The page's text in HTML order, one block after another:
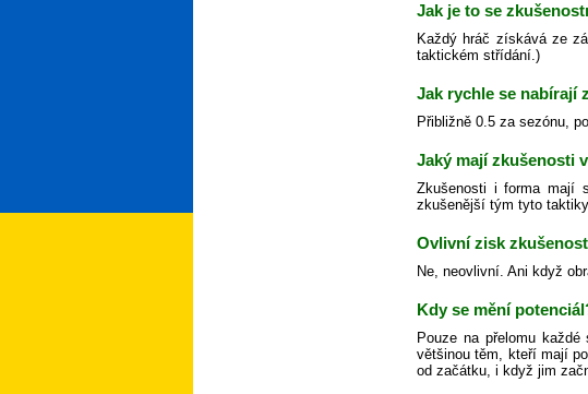
Jak je to se
Každý hráč získává ze
taktickém střídání.)
Jak rychle se nabírají
Přibližně 0.5 za sezónu,
Jaký mají zkušenosti
Zkušenosti i forma mají
zkušenější tým tyto
Ovlivní zisk
Ne, neovlivní. Ani když
Kdy se mění
Pouze na přelomu
většinou těm, kteří mají
od začátku, i když jim